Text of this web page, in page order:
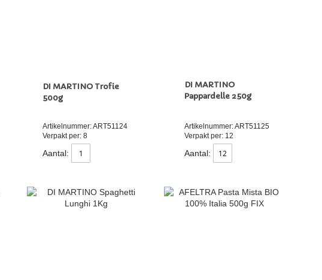
DI MARTINO Trofie
500g
Artikelnummer: ART51124
Verpakt per: 8
Aantal:
DI MARTINO
Pappardelle 250g
Artikelnummer: ART51125
Verpakt per: 12
Aantal: